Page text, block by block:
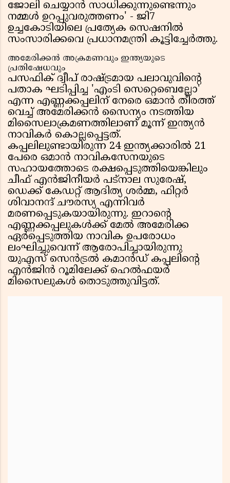
ജോലി ചെയ്യാൻ സാധിക്കുന്നുണ്ടെന്നും
നമ്മൾ ഉറപ്പുവരുത്തണം' - ജി7
ഉച്ചകോടിയിലെ പ്രത്യേക സെഷനിൽ
സംസാരിക്കവെ പ്രധാനമന്ത്രി കൂട്ടിച്ചേർത്തു.
അമേരിക്കൻ അക്രമണവും ഇന്ത്യയുടെ
പ്രതിഷേധവും
പസഫിക് ദ്വീപ് രാഷ്ട്രമായ പലാവുവിൻ്റെ
പതാക ഘടിപ്പിച്ച 'എംടി സെറ്റെബെല്ലോ'
എന്ന എണ്ണക്കപ്പലിന് നേരെ ഒമാൻ തീരത്ത്
വെച്ച് അമേരിക്കൻ സൈന്യം നടത്തിയ
മിസൈലാക്രമണത്തിലാണ് മൂന്ന് ഇന്ത്യൻ
നാവികർ കൊല്ലപ്പെട്ടത്.
കപ്പലിലുണ്ടായിരുന്ന 24 ഇന്ത്യക്കാരിൽ 21
പേരെ ഒമാൻ നാവികസേനയുടെ
സഹായത്തോടെ രക്ഷപ്പെടുത്തിയെങ്കിലും
ചീഫ് എൻജിനീയർ പട്നാല സുരേഷ്,
ഡെക്ക് കേഡറ്റ് ആദിത്യ ശർമ്മ, ഫിറ്റർ
ശിവാനന്ദ് ചൗരസ്യ എന്നിവർ
മരണപ്പെടുകയായിരുന്നു. ഇറാന്റെ
എണ്ണക്കപ്പലുകൾക്ക് മേൽ അമേരിക്ക
ഏർപ്പെടുത്തിയ നാവിക ഉപരോധം
ലംഘിച്ചുവെന്ന് ആരോപിച്ചായിരുന്നു
യുഎസ് സെൻട്രൽ കമാൻഡ് കപ്പലിൻ്റെ
എൻജിൻ റൂമിലേക്ക് ഹെൽഫയർ
മിസൈലുകൾ തൊടുത്തുവിട്ടത്.